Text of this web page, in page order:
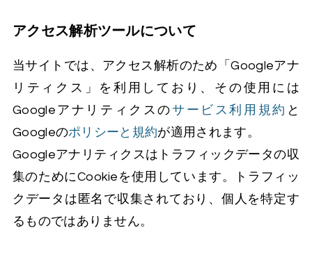
アクセス解析ツールについて
当サイトでは、アクセス解析のため「Googleアナ
リティクス」を利用しており、その使用には
Googleアナリティクスのサービス利用規約 と
Googleのポリシーと規約が適用されます。
Googleアナリティクスはトラフィックデータの収
集のためにCookieを使用しています。トラフィッ
クデータは匿名で収集されており、個人を特定す
るものではありません。